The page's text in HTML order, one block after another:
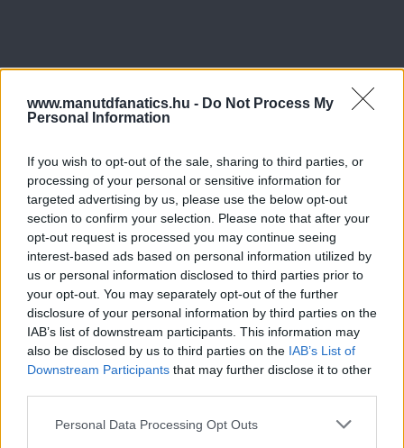
www.manutdfanatics.hu - Do Not Process My
Personal Information
If you wish to opt-out of the sale, sharing to third parties, or
processing of your personal or sensitive information for
targeted advertising by us, please use the below opt-out
section to confirm your selection. Please note that after your
opt-out request is processed you may continue seeing
interest-based ads based on personal information utilized by
us or personal information disclosed to third parties prior to
your opt-out. You may separately opt-out of the further
disclosure of your personal information by third parties on the
IAB’s list of downstream participants. This information may
also be disclosed by us to third parties on the IAB’s List of
Downstream Participants that may further disclose it to other
Please note that this website/app uses one or more Google
Personal Data Processing Opt Outs